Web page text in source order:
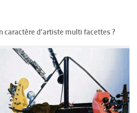
caractère d’artiste multi facettes ?